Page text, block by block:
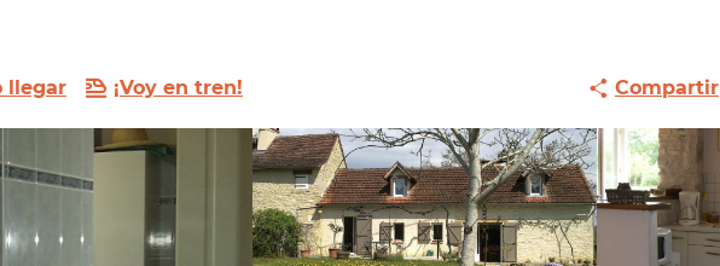
llegar ¡Voy en tren! Compartir